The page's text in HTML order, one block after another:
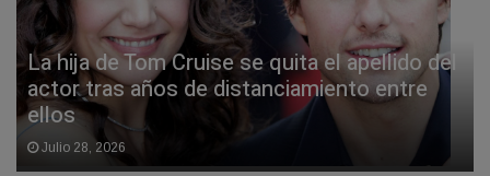
La hija de Tom Cruise se quita el apellido del
actor tras años de distanciamiento entre
ellos
Julio 28, 2026